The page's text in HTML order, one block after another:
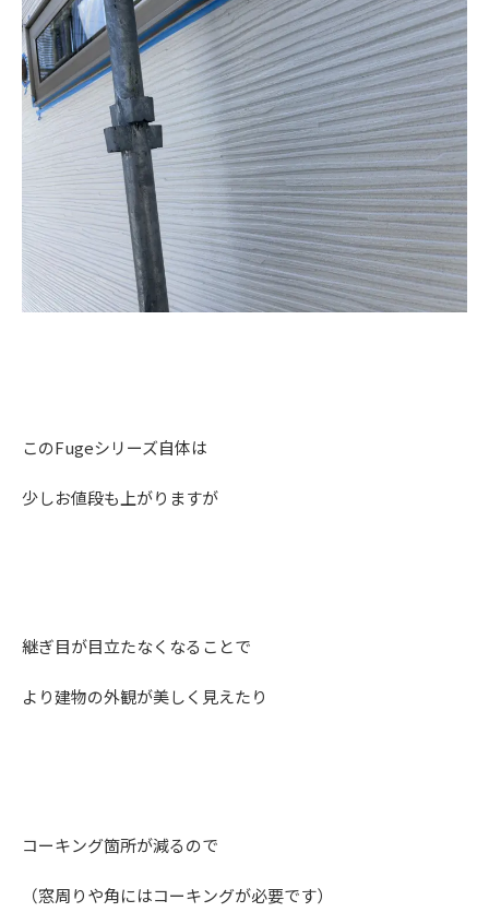
このFugeシリーズ自体は
少しお値段も上がりますが
継ぎ目が目立たなくなることで
より建物の外観が美しく見えたり
コーキング箇所が減るので
（窓周りや角にはコーキングが必要です）